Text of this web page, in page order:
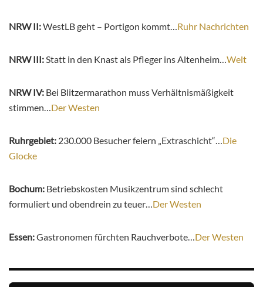
NRW II:WestLB geht – Portigon kommt…Ruhr Nachrichten
NRW III:Statt in den Knast als Pfleger ins Altenheim…Welt
NRW IV: Bei Blitzermarathon muss Verhältnismäßigkeit
stimmen…Der Westen
Ruhrgebiet: 230.000 Besucher feiern „Extraschicht“…Die
Glocke
Bochum: Betriebskosten Musikzentrum sind schlecht
formuliert und obendrein zu teuer…Der Westen
Essen:Gastronomen fürchten Rauchverbote…Der Westen